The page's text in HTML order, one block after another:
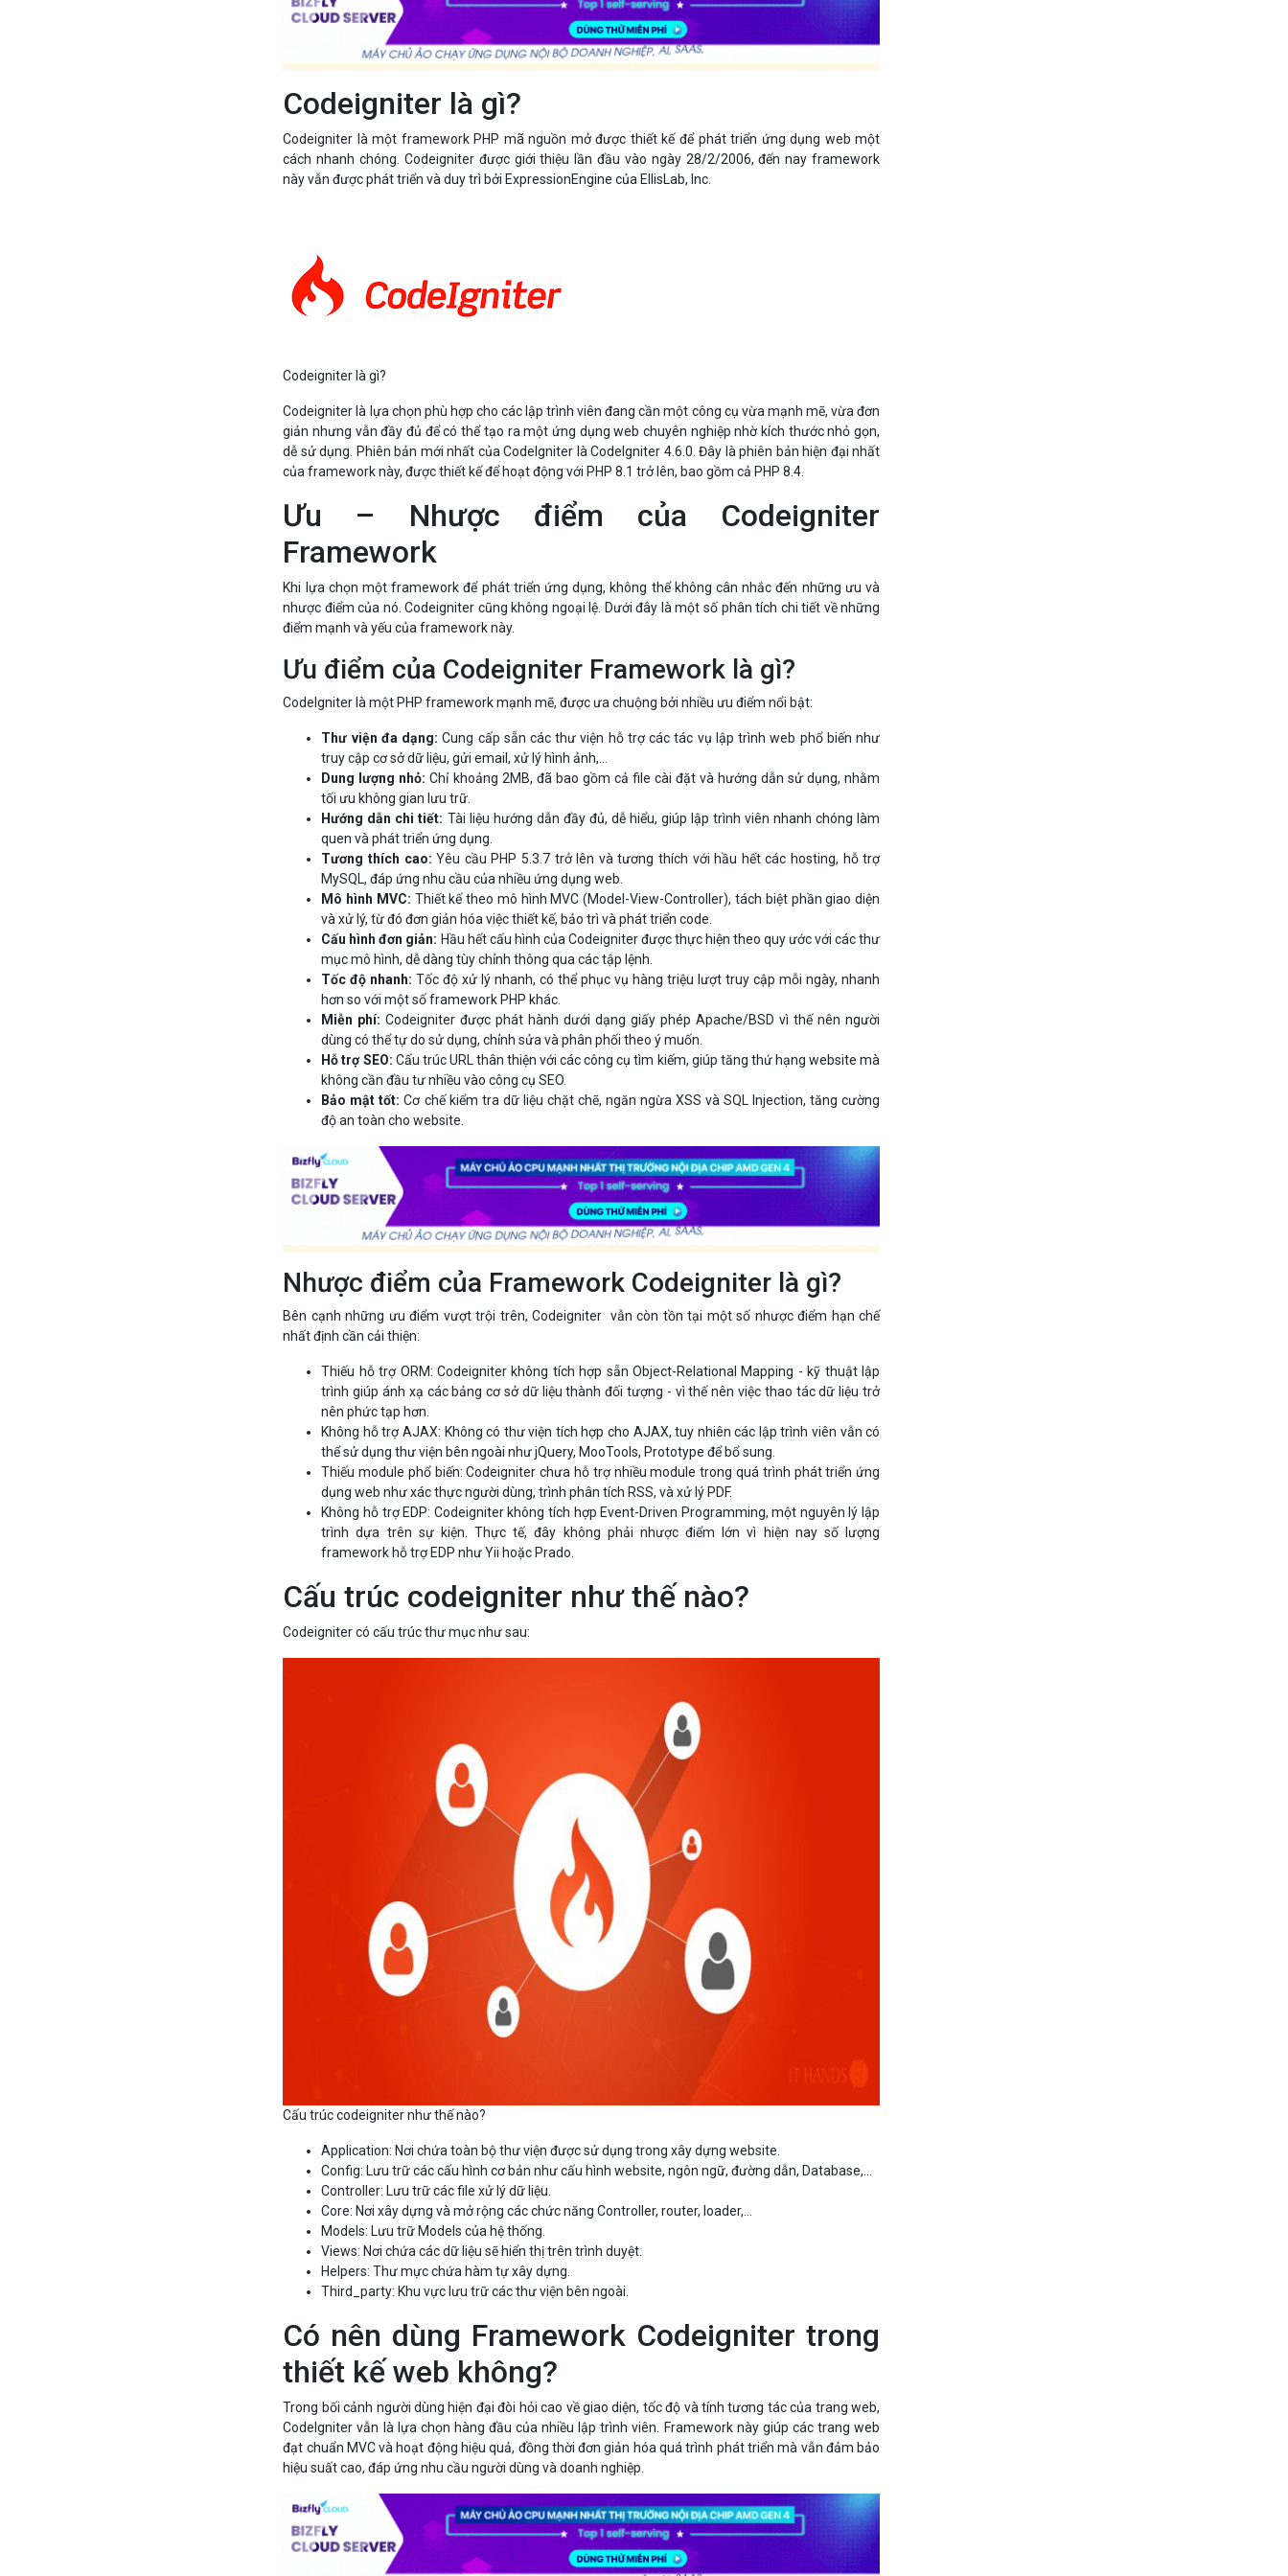
Codeigniter là gì?
Codeigniter là một framework PHP mã nguồn mở được thiết kế để phát triển ứng dụng web một
cách nhanh chóng. Codeigniter được giới thiệu lần đầu vào ngày 28/2/2006, đến nay framework
này vẫn được phát triển và duy trì bởi ExpressionEngine của EllisLab, Inc.
Codeigniter là gì?
Codeigniter là lựa chọn phù hợp cho các lập trình viên đang cần một công cụ vừa mạnh mẽ, vừa đơn
giản nhưng vẫn đầy đủ để có thể tạo ra một ứng dụng web chuyên nghiệp nhờ kích thước nhỏ gọn,
dễ sử dụng. Phiên bản mới nhất của CodeIgniter là CodeIgniter 4.6.0. Đây là phiên bản hiện đại nhất
của framework này, được thiết kế để hoạt động với PHP 8.1 trở lên, bao gồm cả PHP 8.4.
Ưu – Nhược điểm của Codeigniter
Framework
Khi lựa chọn một framework để phát triển ứng dụng, không thể không cân nhắc đến những ưu và
nhược điểm của nó. Codeigniter cũng không ngoại lệ. Dưới đây là một số phân tích chi tiết về những
điểm mạnh và yếu của framework này.
Ưu điểm của Codeigniter Framework là gì?
CodeIgniter là một PHP framework mạnh mẽ, được ưa chuộng bởi nhiều ưu điểm nổi bật:
Thư viện đa dạng: Cung cấp sẵn các thư viện hỗ trợ các tác vụ lập trình web phổ biến như
truy cập cơ sở dữ liệu, gửi email, xử lý hình ảnh,...
Dung lượng nhỏ: Chỉ khoảng 2MB, đã bao gồm cả file cài đặt và hướng dẫn sử dụng, nhằm
tối ưu không gian lưu trữ.
Hướng dẫn chi tiết: Tài liệu hướng dẫn đầy đủ, dễ hiểu, giúp lập trình viên nhanh chóng làm
quen và phát triển ứng dụng.
Tương thích cao: Yêu cầu PHP 5.3.7 trở lên và tương thích với hầu hết các hosting, hỗ trợ
MySQL, đáp ứng nhu cầu của nhiều ứng dụng web.
Mô hình MVC: Thiết kế theo mô hình MVC (Model-View-Controller), tách biệt phần giao diện
và xử lý, từ đó đơn giản hóa việc thiết kế, bảo trì và phát triển code.
Cấu hình đơn giản: Hầu hết cấu hình của Codeigniter được thực hiện theo quy ước với các thư
mục mô hình, dễ dàng tùy chỉnh thông qua các tập lệnh.
Tốc độ nhanh: Tốc độ xử lý nhanh, có thể phục vụ hàng triệu lượt truy cập mỗi ngày, nhanh
hơn so với một số framework PHP khác.
Miễn phí: Codeigniter được phát hành dưới dạng giấy phép Apache/BSD vì thế nên người
dùng có thể tự do sử dụng, chỉnh sửa và phân phối theo ý muốn.
Hỗ trợ SEO: Cấu trúc URL thân thiện với các công cụ tìm kiếm, giúp tăng thứ hạng website mà
không cần đầu tư nhiều vào công cụ SEO.
Bảo mật tốt: Cơ chế kiểm tra dữ liệu chặt chẽ, ngăn ngừa XSS và SQL Injection, tăng cường
độ an toàn cho website.
Nhược điểm của Framework Codeigniter là gì?
Bên cạnh những ưu điểm vượt trội trên, Codeigniter vẫn còn tồn tại một số nhược điểm hạn chế
nhất định cần cải thiện:
Thiếu hỗ trợ ORM: Codeigniter không tích hợp sẵn Object-Relational Mapping - kỹ thuật lập
trình giúp ánh xạ các bảng cơ sở dữ liệu thành đối tượng - vì thế nên việc thao tác dữ liệu trở
nên phức tạp hơn.
Không hỗ trợ AJAX: Không có thư viện tích hợp cho AJAX, tuy nhiên các lập trình viên vẫn có
thể sử dụng thư viện bên ngoài như jQuery, MooTools, Prototype để bổ sung.
Thiếu module phổ biến: Codeigniter chưa hỗ trợ nhiều module trong quá trình phát triển ứng
dụng web như xác thực người dùng, trình phân tích RSS, và xử lý PDF.
Không hỗ trợ EDP: Codeigniter không tích hợp Event-Driven Programming, một nguyên lý lập
trình dựa trên sự kiện. Thực tế, đây không phải nhược điểm lớn vì hiện nay số lượng
framework hỗ trợ EDP như Yii hoặc Prado.
Cấu trúc codeigniter như thế nào?
Codeigniter có cấu trúc thư mục như sau:
Cấu trúc codeigniter như thế nào?
Application: Nơi chứa toàn bộ thư viện được sử dụng trong xây dựng website.
Config: Lưu trữ các cấu hình cơ bản như cấu hình website, ngôn ngữ, đường dẫn, Database,...
Controller: Lưu trữ các file xử lý dữ liệu.
Core: Nơi xây dựng và mở rộng các chức năng Controller, router, loader,...
Models: Lưu trữ Models của hệ thống.
Views: Nơi chứa các dữ liệu sẽ hiển thị trên trình duyệt.
Helpers: Thư mực chứa hàm tự xây dựng.
Third_party: Khu vực lưu trữ các thư viện bên ngoài.
Có nên dùng Framework Codeigniter trong
thiết kế web không?
Trong bối cảnh người dùng hiện đại đòi hỏi cao về giao diện, tốc độ và tính tương tác của trang web,
CodeIgniter vẫn là lựa chọn hàng đầu của nhiều lập trình viên. Framework này giúp các trang web
đạt chuẩn MVC và hoạt động hiệu quả, đồng thời đơn giản hóa quá trình phát triển mà vẫn đảm bảo
hiệu suất cao, đáp ứng nhu cầu người dùng và doanh nghiệp.